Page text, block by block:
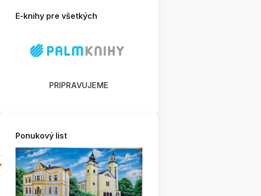
E-knihy pre všetkých
PRIPRAVUJEME
Ponukový list